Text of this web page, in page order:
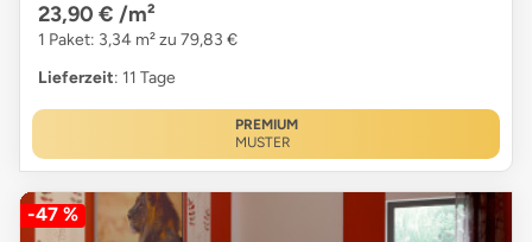
23,90 € /m²
1 Paket: 3,34 m² zu 79,83 €
Lieferzeit: 11 Tage
PREMIUM
MUSTER
-47 %